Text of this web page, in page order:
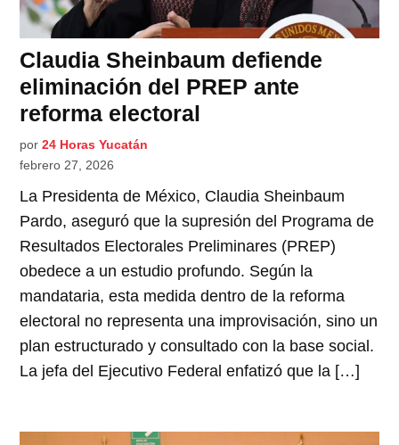
Claudia Sheinbaum defiende
eliminación del PREP ante
reforma electoral
por 24 Horas Yucatán
febrero 27, 2026
La Presidenta de México, Claudia Sheinbaum
Pardo, aseguró que la supresión del Programa de
Resultados Electorales Preliminares (PREP)
obedece a un estudio profundo. Según la
mandataria, esta medida dentro de la reforma
electoral no representa una improvisación, sino un
plan estructurado y consultado con la base social.
La jefa del Ejecutivo Federal enfatizó que la […]